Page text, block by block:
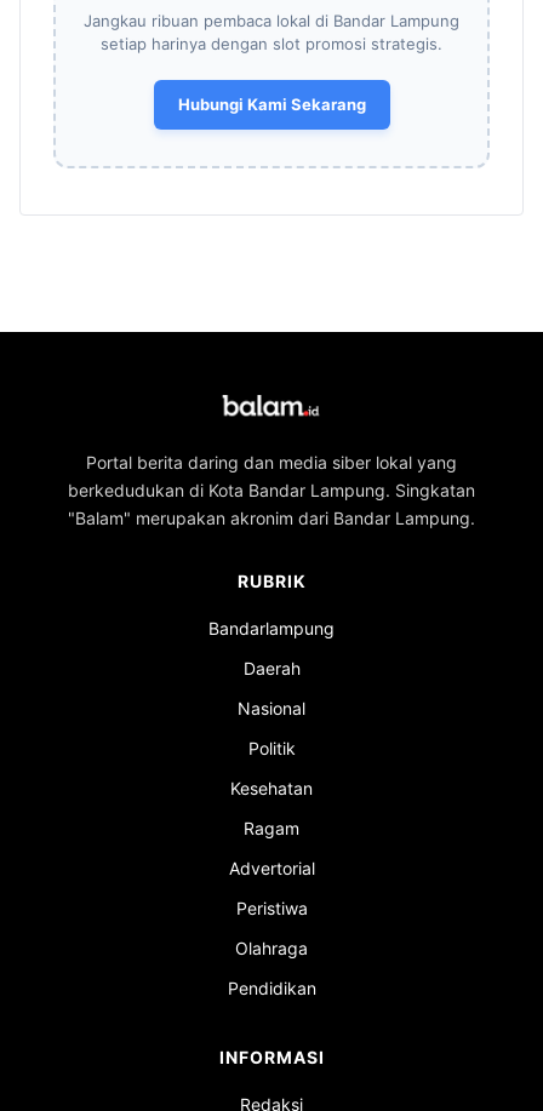
Jangkau ribuan pembaca lokal di Bandar Lampung
setiap harinya dengan slot promosi strategis.
Hubungi Kami Sekarang
Portal berita daring dan media siber lokal yang
berkedudukan di Kota Bandar Lampung. Singkatan
"Balam" merupakan akronim dari Bandar Lampung.
RUBRIK
Bandarlampung
Daerah
Nasional
Politik
Kesehatan
Ragam
Advertorial
Peristiwa
Olahraga
Pendidikan
INFORMASI
Redaksi